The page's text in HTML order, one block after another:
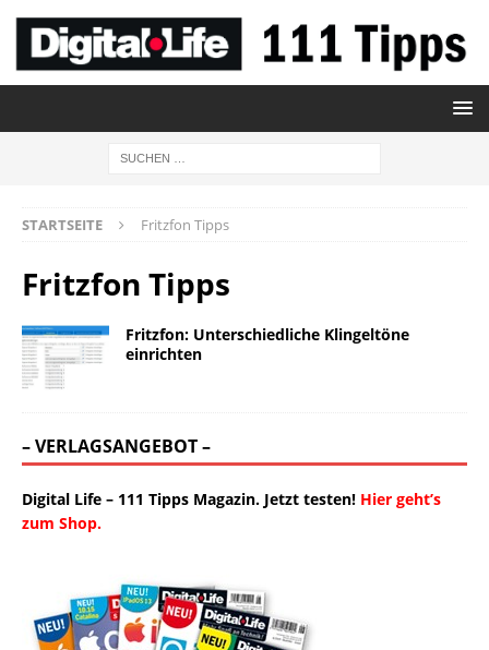
STARTSEITE Fritzfon Tipps
Fritzfon Tipps
Fritzfon: Unterschiedliche Klingeltöne
einrichten
– VERLAGSANGEBOT –
Digital Life – 111 Tipps Magazin. Jetzt testen! Hier geht’s
zum Shop.